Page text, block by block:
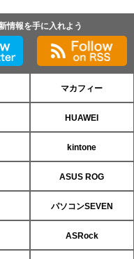
情報を手に入れよう
マカフィー
HUAWEI
kintone
ASUS ROG
パソコンSEVEN
ASRock